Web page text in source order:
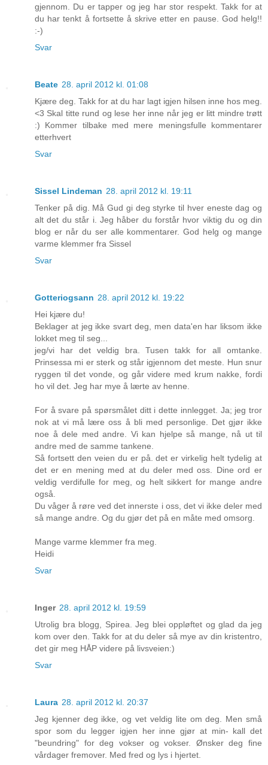
gjennom. Du er tapper og jeg har stor respekt. Takk for at
du har tenkt å fortsette å skrive etter en pause. God helg!!
:-)
Svar
Beate 28. april 2012 kl. 01:08
Kjære deg. Takk for at du har lagt igjen hilsen inne hos meg.
<3 Skal titte rund og lese her inne når jeg er litt mindre trøtt
:) Kommer tilbake med mere meningsfulle kommentarer
etterhvert
Svar
Sissel Lindeman 28. april 2012 kl. 19:11
Tenker på dig. Må Gud gi deg styrke til hver eneste dag og
alt det du står i. Jeg håber du forstår hvor viktig du og din
blog er når du ser alle kommentarer. God helg og mange
varme klemmer fra Sissel
Svar
Gotteriogsann 28. april 2012 kl. 19:22
Hei kjære du!
Beklager at jeg ikke svart deg, men data'en har liksom ikke
lokket meg til seg...
jeg/vi har det veldig bra. Tusen takk for all omtanke.
Prinsessa mi er sterk og står igjennom det meste. Hun snur
ryggen til det vonde, og går videre med krum nakke, fordi
ho vil det. Jeg har mye å lærte av henne.
For å svare på spørsmålet ditt i dette innlegget. Ja; jeg tror
nok at vi må lære oss å bli med personlige. Det gjør ikke
noe å dele med andre. Vi kan hjelpe så mange, nå ut til
andre med de samme tankene.
Så fortsett den veien du er på. det er virkelig helt tydelig at
det er en mening med at du deler med oss. Dine ord er
veldig verdifulle for meg, og helt sikkert for mange andre
også.
Du våger å røre ved det innerste i oss, det vi ikke deler med
så mange andre. Og du gjør det på en måte med omsorg.
Mange varme klemmer fra meg.
Heidi
Svar
Inger 28. april 2012 kl. 19:59
Utrolig bra blogg, Spirea. Jeg blei oppløftet og glad da jeg
kom over den. Takk for at du deler så mye av din kristentro,
det gir meg HÅP videre på livsveien:)
Svar
Laura 28. april 2012 kl. 20:37
Jeg kjenner deg ikke, og vet veldig lite om deg. Men små
spor som du legger igjen her inne gjør at min- kall det
"beundring" for deg vokser og vokser. Ønsker deg fine
vårdager fremover. Med fred og lys i hjertet.